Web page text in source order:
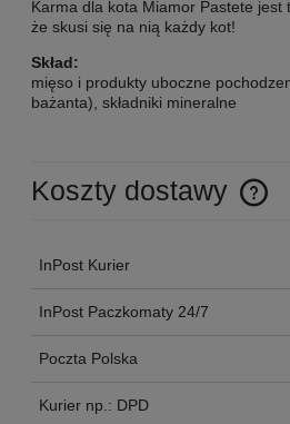
Karma dla kota Miamor Pastete jest
że skusi się na nią każdy kot!
Skład:
mięso i produkty uboczne
bażanta), składniki mineralne
Koszty dostawy
Cena nie zawiera ewentualnych
InPost Kurier
InPost Paczkomaty 24/7
Poczta Polska
Kurier np.: DPD